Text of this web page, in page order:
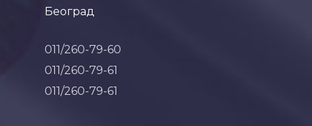
Београд
011/260-79-60
011/260-79-61
011/260-79-61